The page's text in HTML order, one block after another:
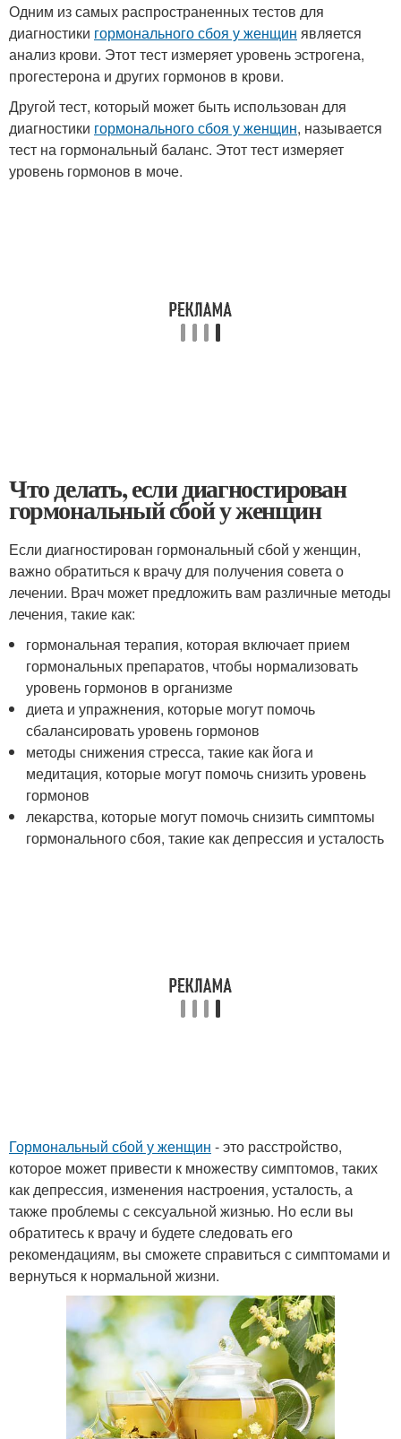
Одним из самых распространенных тестов для
диагностики гормонального сбоя у женщин является
анализ крови. Этот тест измеряет уровень эстрогена,
прогестерона и других гормонов в крови.
Другой тест, который может быть использован для
диагностики гормонального сбоя у женщин, называется
тест на гормональный баланс. Этот тест измеряет
уровень гормонов в моче.
Что делать, если диагностирован
гормональный сбой у женщин
Если диагностирован гормональный сбой у женщин,
важно обратиться к врачу для получения совета о
лечении. Врач может предложить вам различные методы
лечения, такие как:
гормональная терапия, которая включает прием
гормональных препаратов, чтобы нормализовать
уровень гормонов в организме
диета и упражнения, которые могут помочь
сбалансировать уровень гормонов
методы снижения стресса, такие как йога и
медитация, которые могут помочь снизить уровень
гормонов
лекарства, которые могут помочь снизить симптомы
гормонального сбоя, такие как депрессия и усталость
Гормональный сбой у женщин - это расстройство,
которое может привести к множеству симптомов, таких
как депрессия, изменения настроения, усталость, а
также проблемы с сексуальной жизнью. Но если вы
обратитесь к врачу и будете следовать его
рекомендациям, вы сможете справиться с симптомами и
вернуться к нормальной жизни.